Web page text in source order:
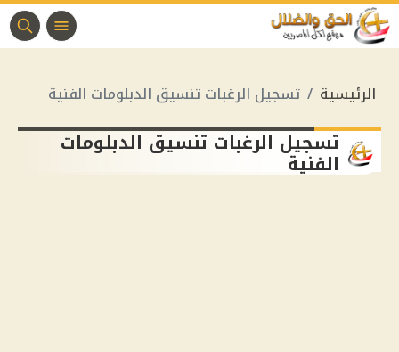
الرئيسية تسجيل الرغبات تنسيق الدبلومات الفنية
تسجيل الرغبات تنسيق الدبلومات
الفنية